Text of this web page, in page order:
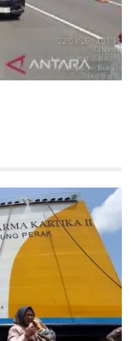
di Tol Jakarta-